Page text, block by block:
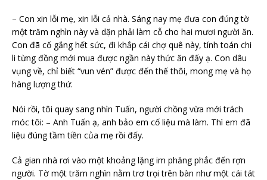
– Con xin lỗi mẹ, xin lỗi cả nhà. Sáng nay mẹ đưa con đúng tờ
một trăm nghìn này và dặn phải làm cỗ cho hai mươi người ăn.
Con đã cố gắng hết sức, đi khắp cái chợ quê này, tính toán chi
li từng đồng mới mua được ngần này thức ăn đấy ạ. Con dâu
vụng về, chỉ biết “vun vén” được đến thế thôi, mong mẹ và họ
hàng lượng thứ.
Nói rồi, tôi quay sang nhìn Tuấn, người chồng vừa mới trách
móc tôi: – Anh Tuấn ạ, anh bảo em cố liệu mà làm. Thì em đã
liệu đúng tầm tiền của mẹ rồi đấy.
Cả gian nhà rơi vào một khoảng lặng im phăng phắc đến rợn
người. Tờ một trăm nghìn nằm trơ trọi trên bàn như một cái tát